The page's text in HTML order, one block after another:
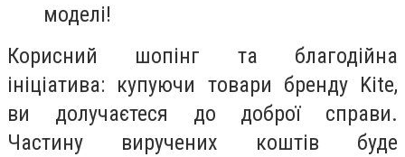
моделі!
Корисний шопінг та благодійна
ініціатива: купуючи товари бренду Kite,
ви долучаєтеся до доброї справи.
Частину виручених коштів буде